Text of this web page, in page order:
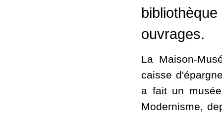
ouvrages.
La Maison-
caisse
a fait un
Modernisme,